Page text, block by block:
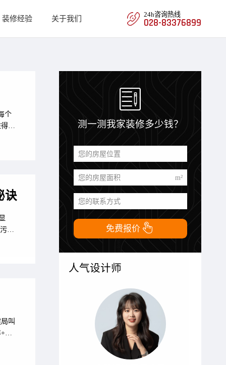
装修经验 关于我们
24h咨询热线
028-83376899
个
宽
诀
纳
角
叫
，

测一测我家装修多少钱？
您的房屋位置
您的房屋面积 m²
您的联系方式
免费报价 
人气设计师